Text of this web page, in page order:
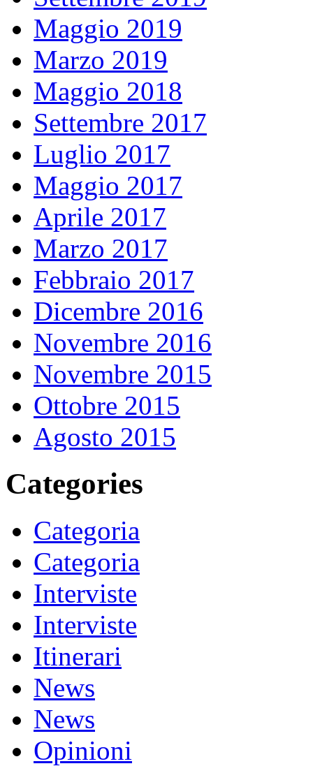
Maggio 2019
Marzo 2019
Maggio 2018
Settembre 2017
Luglio 2017
Maggio 2017
Aprile 2017
Marzo 2017
Febbraio 2017
Dicembre 2016
Novembre 2016
Novembre 2015
Ottobre 2015
Agosto 2015
Categories
Categoria
Categoria
Interviste
Interviste
Itinerari
News
News
Opinioni